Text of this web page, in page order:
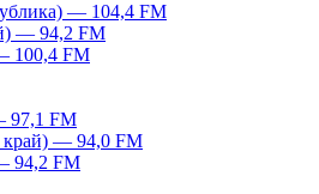
— 104,4 FM
— 94,2 FM
100,4 FM
97,1 FM
край) — 94,0 FM
94,2 FM